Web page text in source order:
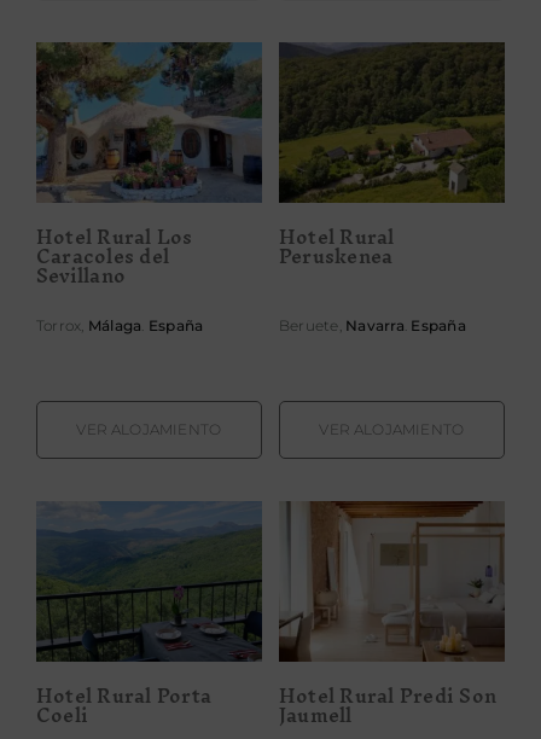
Hotel Rural Los
Caracoles del
Sevillano
Hotel Rural Los
Caracoles del
Sevillano
Torrox, Málaga. España
VER ALOJAMIENTO
Hotel Rural
Peruskenea
Hotel Rural
Peruskenea
Beruete, Navarra. España
VER ALOJAMIENTO
Hotel Rural
Porta Coeli
Hotel Rural Porta
Coeli
Hotel Rural
Predi Son
Jaumell
Hotel Rural Predi Son
Jaumell